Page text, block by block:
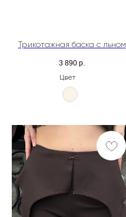
Трикотажная баска с льном
3 890 р.
Цвет